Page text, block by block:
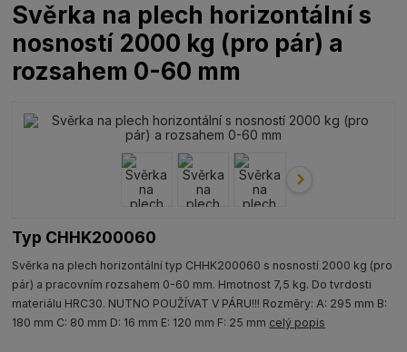
Svěrka na plech horizontální s
nosností 2000 kg (pro pár) a
rozsahem 0-60 mm
Typ CHHK200060
Svěrka na plech horizontální typ CHHK200060 s nosností 2000 kg (pro
pár) a pracovním rozsahem 0-60 mm. Hmotnost 7,5 kg. Do tvrdosti
materiálu HRC30. NUTNO POUŽÍVAT V PÁRU!!! Rozměry: A: 295 mm B:
180 mm C: 80 mm D: 16 mm E: 120 mm F: 25 mm celý popis